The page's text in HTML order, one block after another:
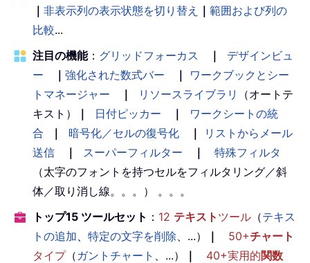
｜ 非表示列の表示状態を切り替え ｜ 範囲および列の
比較...
注目の機能： グリッドフォーカス ｜
デザインビュ
ー
｜ 強化された数式バー ｜
ワークブックとシー
トマネージャー
｜ リソースライブラリ
（オートテ
キスト）
｜ 日付ピッカー ｜
ワークシートの統
合
｜ 暗号化／セルの復号化 ｜
リストからメール
送信
｜ スーパーフィルター ｜
特殊フィルタ
（太字のフォントを持つセルをフィルタリング／斜
体／取り消し線。。。） 。。。
トップ15 ツールセット ： 12 テキスト ツール （テキス
トの追加
特定の文字を削除 、...） ｜ 50+チャート
タイプ（ ガントチャート 、...） ｜ 40+実用的関数